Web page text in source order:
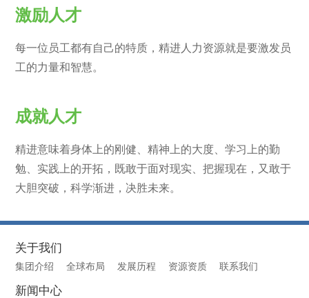
激励人才
每一位员工都有自己的特质，精进人力资源就是要激发员
工的力量和智慧。
成就人才
精进意味着身体上的刚健、精神上的大度、学习上的勤
勉、实践上的开拓，既敢于面对现实、把握现在，又敢于
大胆突破，科学渐进，决胜未来。
关于我们
集团介绍 全球布局 发展历程 资源资质 联系我们
新闻中心